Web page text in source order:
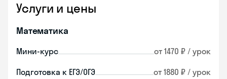
Услуги и цены
Математика
Мини-курс от 1470 ₽ / урок
Подготовка к ЕГЭ/ОГЭ от 1880 ₽ / урок